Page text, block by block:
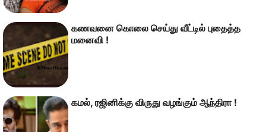
கணவனை கொலை செய்து வீட்டில் புதைத்த
மனைவி !
கமல், ரஜினிக்கு விருது வழங்கும் ஆந்திரா !